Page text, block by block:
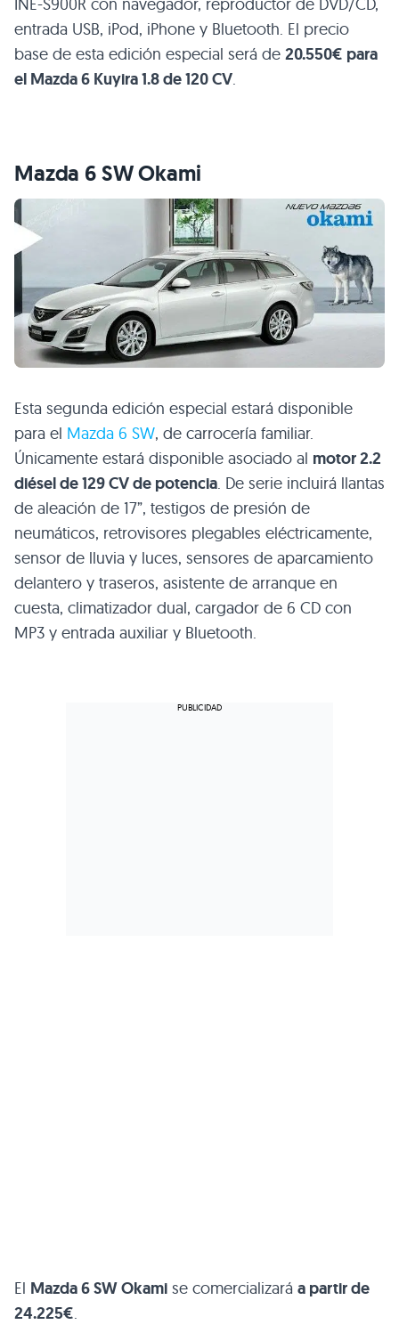
INE-S900R con navegador, reproductor de DVD/CD,
entrada USB, iPod, iPhone y Bluetooth. El precio
base de esta edición especial será de 20.550€ para
el Mazda 6 Kuyira 1.8 de 120 CV.
Mazda 6SWOkami
Esta segunda edición especial estará disponible
para el Mazda 6 SW, de carrocería familiar.
Únicamente estará disponible asociado al motor 2.2
diésel de 129 CV de potencia. De serie incluirá llantas
de aleación de 17”, testigos de presión de
neumáticos, retrovisores plegables eléctricamente,
sensor de lluvia y luces, sensores de aparcamiento
delantero y traseros, asistente de arranque en
cuesta, climatizador dual, cargador de 6 CD con
MP3 y entrada auxiliar y Bluetooth.
El Mazda 6SWOkami se comercializará a partir de
24.225€.